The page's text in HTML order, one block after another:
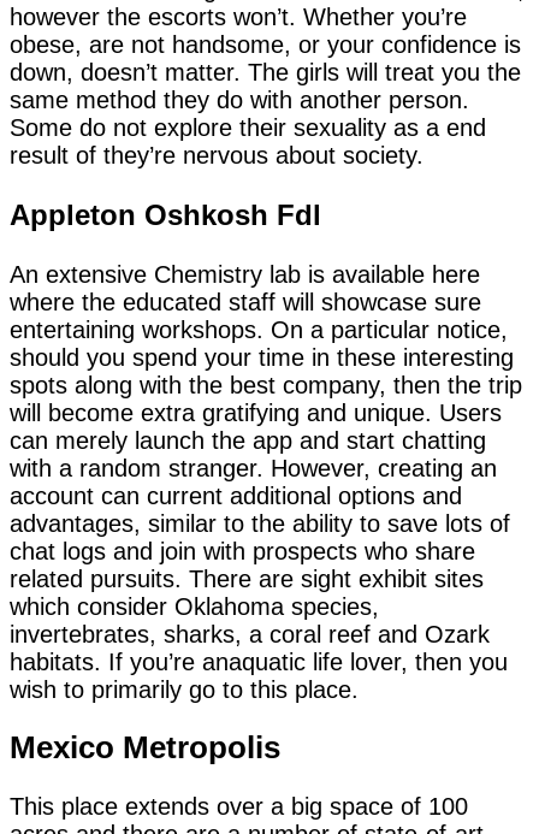
however the escorts won’t. Whether you’re
obese, are not handsome, or your confidence is
down, doesn’t matter. The girls will treat you the
same method they do with another person.
Some do not explore their sexuality as a end
result of they’re nervous about society.
Appleton Oshkosh Fdl
An extensive Chemistry lab is available here
where the educated staff will showcase sure
entertaining workshops. On a particular notice,
should you spend your time in these interesting
spots along with the best company, then the trip
will become extra gratifying and unique. Users
can merely launch the app and start chatting
with a random stranger. However, creating an
account can current additional options and
advantages, similar to the ability to save lots of
chat logs and join with prospects who share
related pursuits. There are sight exhibit sites
which consider Oklahoma species,
invertebrates, sharks, a coral reef and Ozark
habitats. If you’re anaquatic life lover, then you
wish to primarily go to this place.
Mexico Metropolis
This place extends over a big space of 100